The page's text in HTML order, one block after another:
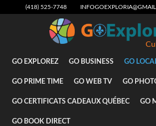
(418) 525-7748
GO EXPLOREZ GO BUSINESS GO
GO PRIME TIME GO WEB TV GO
GO CERTIFICATS CADEAUX QUÉBEC GO
GO BOOK DIRECT